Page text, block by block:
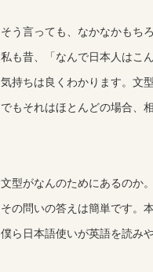
そう言っても、なかなかもち
私も昔、「なんで日本人はこ
気持ちは良くわかります。文
でもそれはほとんどの場合、
文型がなんのためにあるのか。
その問いの答えは簡単です。
僕ら日本語使いが英語を読み